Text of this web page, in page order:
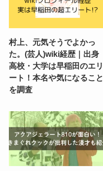
村上、元気そうでよかっ
た。(芸人)wiki経歴｜出身
高校・大学は早稲田のエリ
ート！本名や気になること
を調査